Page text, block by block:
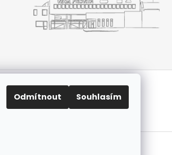
Odmítnout Souhlasím
Kosmetika Provita